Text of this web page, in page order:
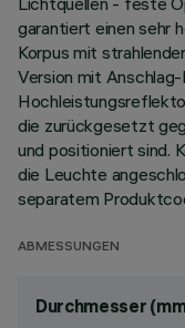
garantiert einen sehr
Korpus mit
Version mit
die zurückgesetzt
und positioniert sind.
die Leuchte
separatem
ABMESSUNGEN
Durchmesser